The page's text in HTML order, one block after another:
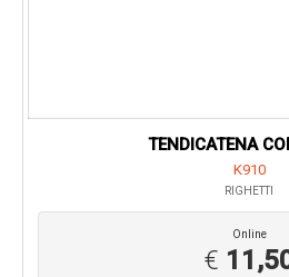
TENDICATENA
K910
RIGHETTI
Online
€